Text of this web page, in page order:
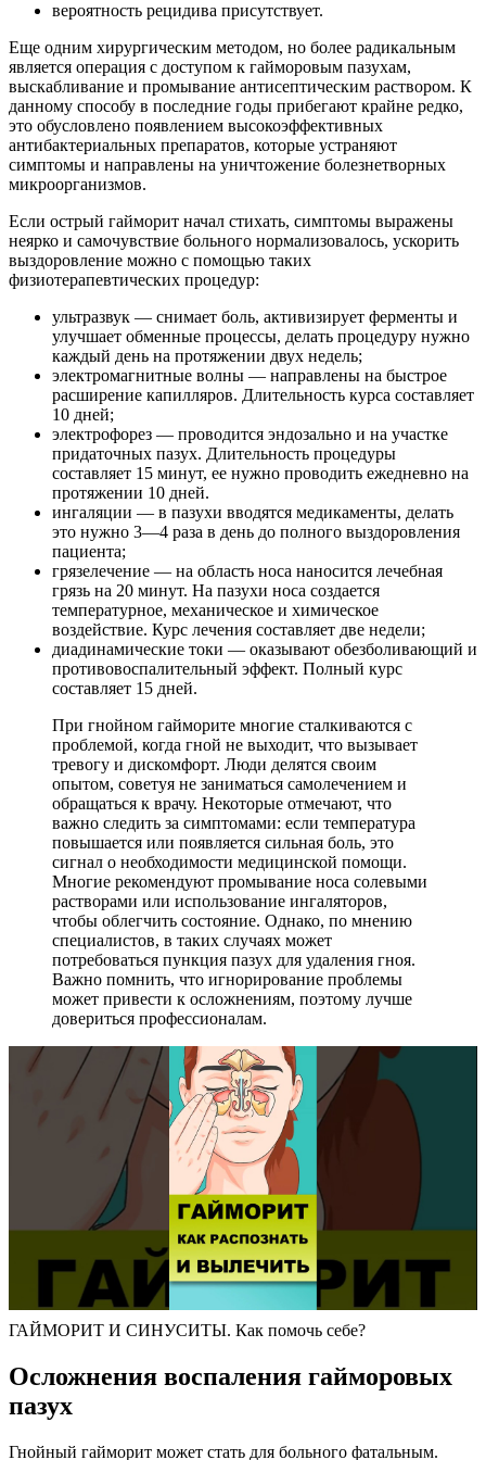
вероятность рецидива присутствует.
Еще одним хирургическим методом, но более радикальным
является операция с доступом к гайморовым пазухам,
выскабливание и промывание антисептическим раствором. К
данному способу в последние годы прибегают крайне редко,
это обусловлено появлением высокоэффективных
антибактериальных препаратов, которые устраняют
симптомы и направлены на уничтожение болезнетворных
микроорганизмов.
Если острый гайморит начал стихать, симптомы выражены
неярко и самочувствие больного нормализовалось, ускорить
выздоровление можно с помощью таких
физиотерапевтических процедур:
ультразвук — снимает боль, активизирует ферменты и
улучшает обменные процессы, делать процедуру нужно
каждый день на протяжении двух недель;
электромагнитные волны — направлены на быстрое
расширение капилляров. Длительность курса составляет
10 дней;
электрофорез — проводится эндозально и на участке
придаточных пазух. Длительность процедуры
составляет 15 минут, ее нужно проводить ежедневно на
протяжении 10 дней.
ингаляции — в пазухи вводятся медикаменты, делать
это нужно 3—4 раза в день до полного выздоровления
пациента;
грязелечение — на область носа наносится лечебная
грязь на 20 минут. На пазухи носа создается
температурное, механическое и химическое
воздействие. Курс лечения составляет две недели;
диадинамические токи — оказывают обезболивающий и
противовоспалительный эффект. Полный курс
составляет 15 дней.
При гнойном гайморите многие сталкиваются с
проблемой, когда гной не выходит, что вызывает
тревогу и дискомфорт. Люди делятся своим
опытом, советуя не заниматься самолечением и
обращаться к врачу. Некоторые отмечают, что
важно следить за симптомами: если температура
повышается или появляется сильная боль, это
сигнал о необходимости медицинской помощи.
Многие рекомендуют промывание носа солевыми
растворами или использование ингаляторов,
чтобы облегчить состояние. Однако, по мнению
специалистов, в таких случаях может
потребоваться пункция пазух для удаления гноя.
Важно помнить, что игнорирование проблемы
может привести к осложнениям, поэтому лучше
довериться профессионалам.
ГАЙМОРИТ И СИНУСИТЫ. Как помочь себе?
Осложнения воспаления гайморовых
пазух
Гнойный гайморит может стать для больного фатальным.